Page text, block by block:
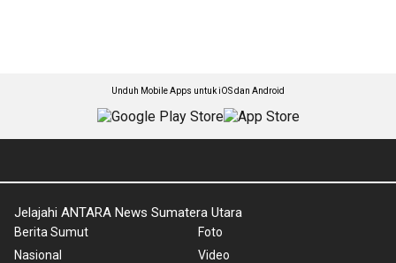
Unduh Mobile Apps untuk iOS dan Android
Jelajahi ANTARA News Sumatera Utara
Berita Sumut
Nasional
Foto
Video